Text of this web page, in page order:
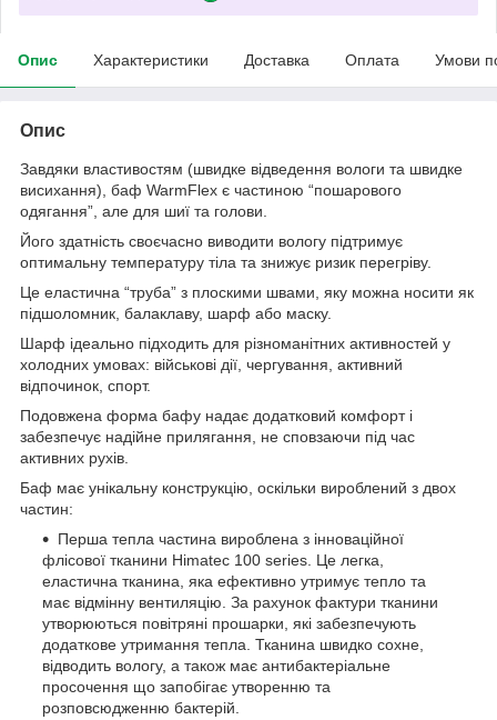
Опис Характеристики Доставка Оплата Умови
Опис
Завдяки властивостям (швидке відведення вологи та швидке
висихання), баф WarmFlex є частиною “пошарового
одягання”, але для шиї та голови.
Його здатність своєчасно виводити вологу підтримує
оптимальну температуру тіла та знижує ризик перегріву.
Це еластична “труба” з плоскими швами, яку можна носити як
підшоломник, балаклаву, шарф або маску.
Шарф ідеально підходить для різноманітних активностей у
холодних умовах: військові дії, чергування, активний
відпочинок, спорт.
Подовжена форма бафу надає додатковий комфорт і
забезпечує надійне прилягання, не сповзаючи під час
активних рухів.
Баф має унікальну конструкцію, оскільки вироблений з двох
частин:
Перша тепла частина вироблена з інноваційної
флісової тканини Himatec 100 series. Це легка,
еластична тканина, яка ефективно утримує тепло та
має відмінну вентиляцію. За рахунок фактури тканини
утворюються повітряні прошарки, які забезпечують
додаткове утримання тепла. Тканина швидко сохне,
відводить вологу, а також має антибактеріальне
просочення що запобігає утворенню та
розповсюдженню бактерій.